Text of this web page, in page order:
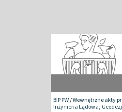
BIP PW/Wewnętrzne akty
Inżynieria Lądowa,